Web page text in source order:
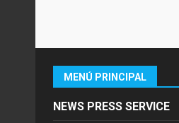
MENÚ PRINCIPAL
NEWS PRESS SERVICE